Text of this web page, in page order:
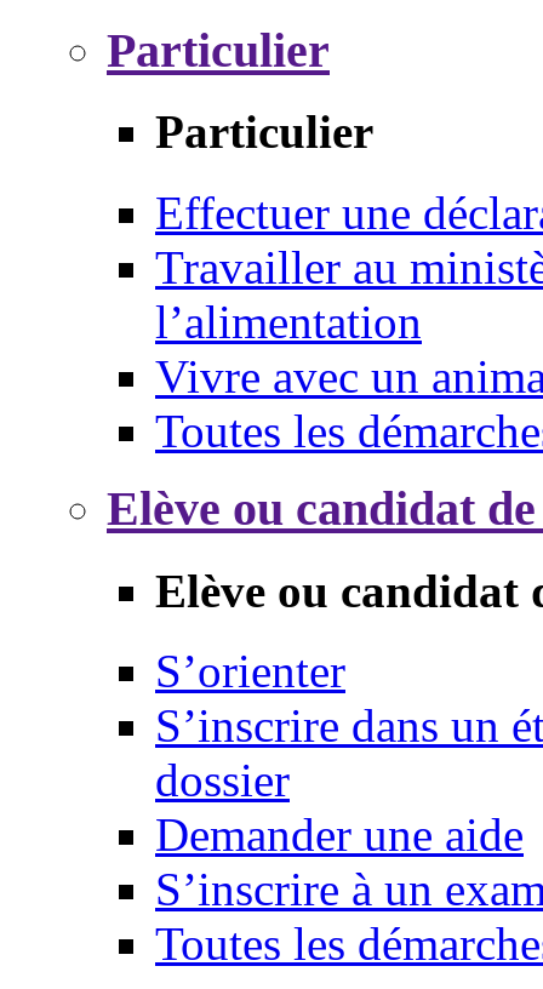
Particulier
Particulier
Effectuer une
Travailler au
l’alimentation
Vivre avec un
Toutes les
Elève ou candidat
Elève ou candidat
S’orienter
S’inscrire dans un
dossier
Demander une aide
S’inscrire à un
Toutes les